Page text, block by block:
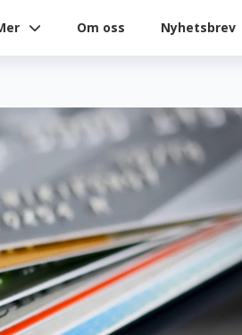
Om oss Nyhetsbrev